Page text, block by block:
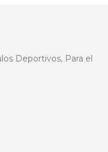
Deportivos, Para el